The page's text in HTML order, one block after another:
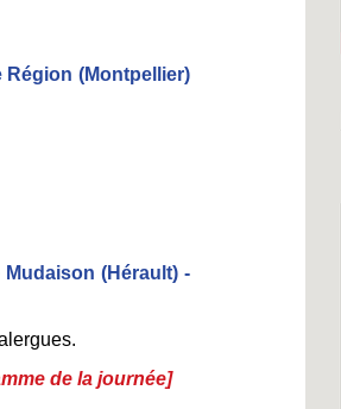
Région (Montpellier)
(Hérault) -
de la journée]